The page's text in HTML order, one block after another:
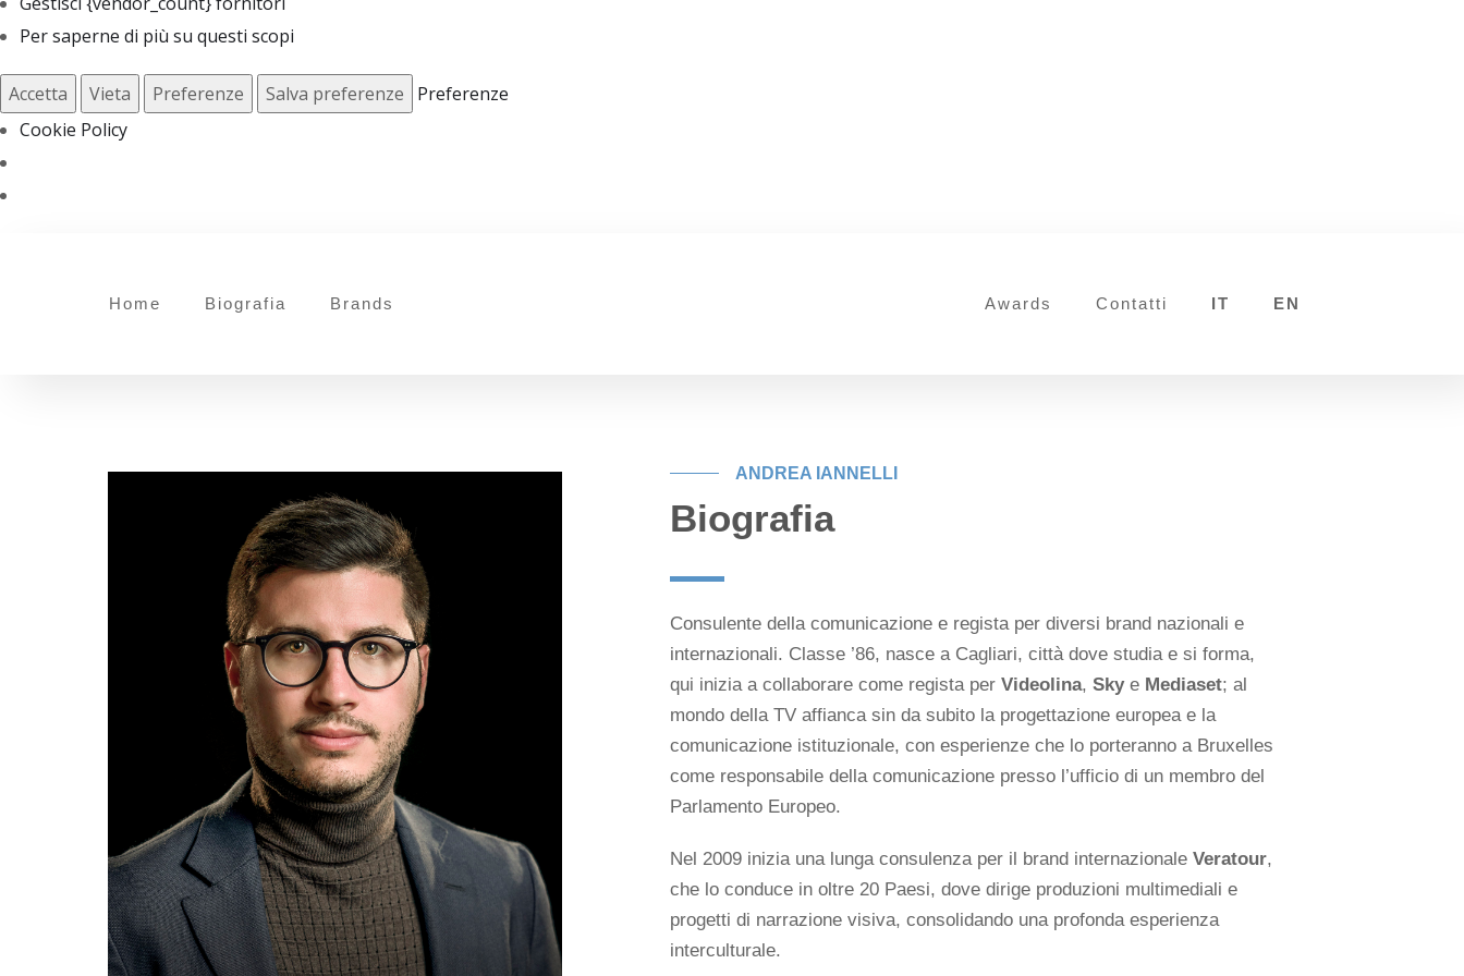
Per saperne di più su questi scopi
Accetta Vieta Preferenze Salva preferenze
Preferenze
Cookie Policy
Home Biografia Brands Awards Contatti IT EN
ANDREA IANNELLI
Biografia
Consulente della comunicazione e regista per diversi brand nazionali e
internazionali. Classe ’86, nasce a Cagliari, città dove studia e si forma,
qui inizia a collaborare come regista per Videolina, Skye Mediaset; al
mondo della TV affianca sin da subito la progettazione europea e la
comunicazione istituzionale, con esperienze che lo porteranno a Bruxelles
come responsabile della comunicazione presso l’ufficio di un membro del
Parlamento Europeo.
Nel 2009 inizia una lunga consulenza per il brand internazionale Veratour,
che lo conduce in oltre 20 Paesi, dove dirige produzioni multimediali e
progetti di narrazione visiva, consolidando una profonda esperienza
interculturale.